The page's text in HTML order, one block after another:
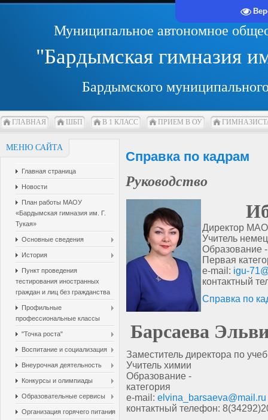
Муниципальное автономное
"Бардымская гимназия
Бардымского
ГЛАВНАЯ ШБП В 1 КЛАСС ПРИЕМ В ОУ
МЕНЮ САЙТА
Главная страница
Новости
План работы МАОУ
«Бардымская гимназия им. Г.
Тукая»
Основные сведения
История
Пункт проведения
тестирования иностранных
граждан и лиц без гражданства
Профильные
профессиональные классы
"Точка роста"
Воспитание и социализация
Внеурочная деятельность
Конкурсы и олимпиады
Образовательные сервисы
Организация горячего питания
Справка по кадрам
Руководство
Директор
Учитель
Образование -
Первая
e-mail: igu-
контактный
Справка по
Барсаева
Заместитель директора по
Учитель химии
Образование -
категория
e-mail: elvina_barsaeva@mail.ru
контактный телефон: